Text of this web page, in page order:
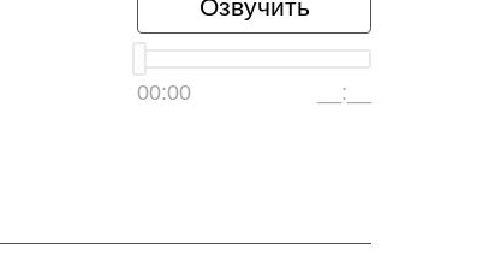
Озвучить
00:00 __:__